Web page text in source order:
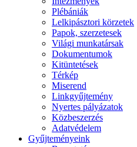
Plébániák
Lelkipásztori körzetek
Papok, szerzetesek
Világi munkatársak
Dokumentumok
Kitüntetések
Térkép
Miserend
Linkgyűjtemény
Nyertes pályázatok
Közbeszerzés
Adatvédelem
Gyűjteményeink